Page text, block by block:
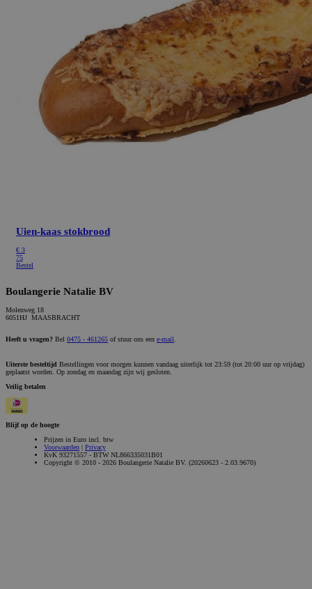
Uien-kaas stokbrood
€ 3
75
Bestel
Boulangerie Natalie BV
Molenweg 18
6051HJ MAASBRACHT
Heeft u vragen? Bel 0475 - 461265 of stuur ons een e-mail.
Uiterste besteltijd Bestellingen voor morgen kunnen vandaag uiterlijk tot 23:59 (tot 20:00 uur op vrijdag)
geplaatst worden. Op zondag en maandag zijn wij gesloten.
Veilig betalen
Blijf op de hoogte
Prijzen in Euro incl. btw
Voorwaarden | Privacy
KvK 93271557 - BTW NL866335031B01
Copyright © 2010 - 2026 Boulangerie Natalie BV. (20260623 - 2.03.9670)